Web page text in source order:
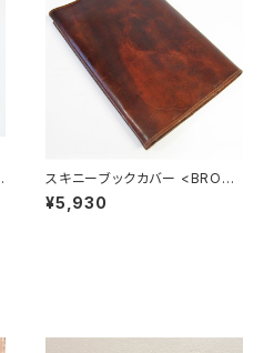
スキニーブックカバー <BROW
N>文庫本サイズ
¥5,930